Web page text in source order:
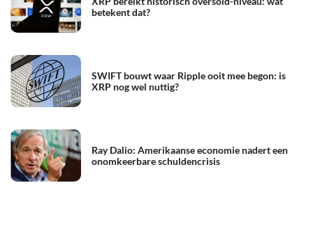
betekent dat?
SWIFT bouwt waar Ripple ooit mee begon: is
XRP nog wel nuttig?
Ray Dalio: Amerikaanse economie nadert een
onomkeerbare schuldencrisis